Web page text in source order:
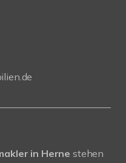
in Herne stehen